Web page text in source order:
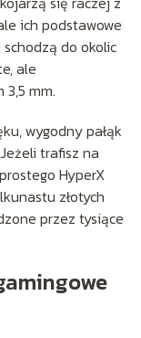
ich podstawowe
do okolic
ale
mm.
wygodny pałąk
trafisz na
HyperX
złotych
przez tysiące